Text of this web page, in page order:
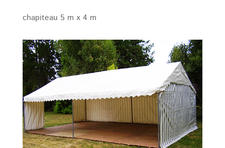
chapiteau 5 m x 4 m